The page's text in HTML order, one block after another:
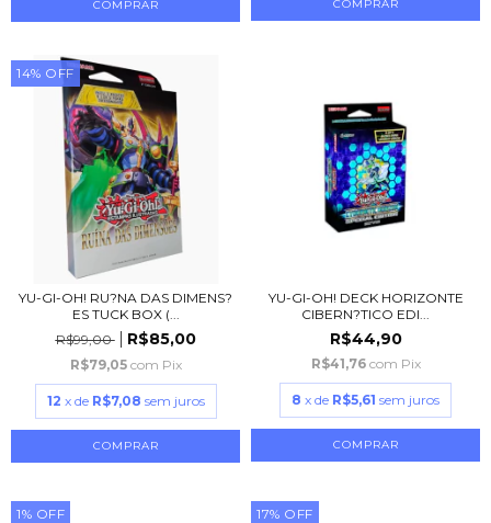
14% OFF
YU-GI-OH! RU?NA DAS DIMENS?
ES TUCK BOX (...
R$99,00
R$85,00
R$79,05 com Pix
12 x de R$7,08 sem juros
YU-GI-OH! DECK HORIZONTE
CIBERN?TICO EDI...
R$44,90
R$41,76 com Pix
8 x de R$5,61 sem juros
1% OFF 17% OFF